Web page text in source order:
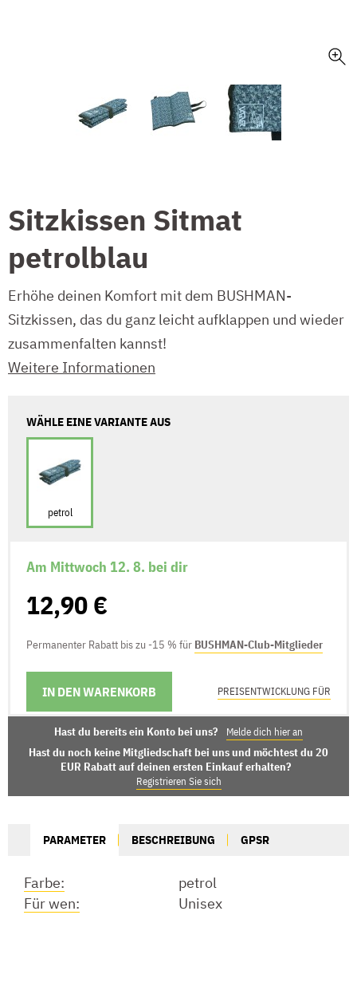
Sitzkissen Sitmat
petrolblau
Erhöhe deinen Komfort mit dem BUSHMAN-
Sitzkissen, das du ganz leicht aufklappen und wieder
zusammenfalten kannst!
Weitere Informationen
WÄHLE EINE VARIANTE AUS
petrol
Am Mittwoch 12. 8. bei dir
12,90 €
Permanenter Rabatt bis zu -15 % für BUSHMAN-Club-Mitglieder
IN DEN WARENKORB
LIEFERMÖGLICHKEITEN PREISENTWICKLUNG FÜR
Hast du bereits ein Konto bei uns? Melde dich hier an
Hast du noch keine Mitgliedschaft bei uns und möchtest du 20
EUR Rabatt auf deinen ersten Einkauf erhalten?
Registrieren Sie sich
PARAMETER BESCHREIBUNG GPSR
Farbe:
petrol
Für wen:
Unisex